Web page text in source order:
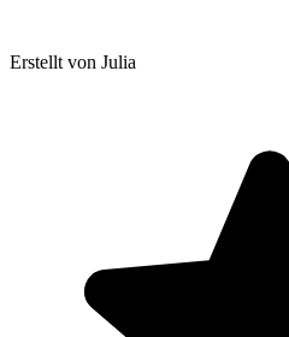
Erstellt von Julia